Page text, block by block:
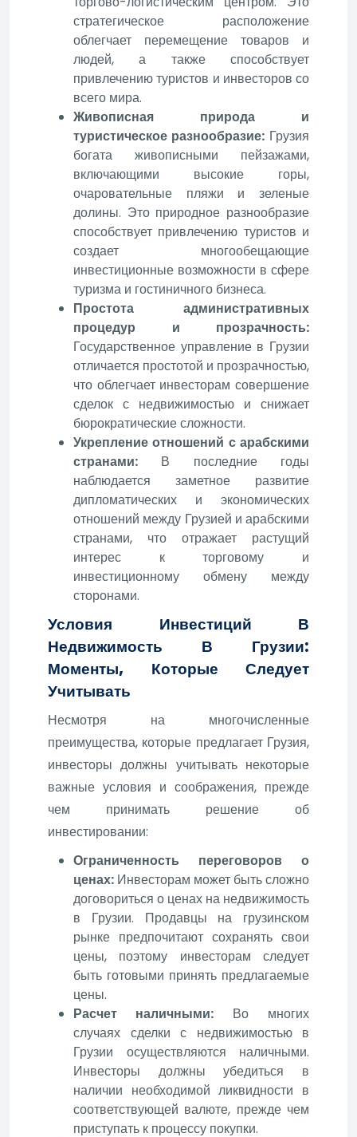
стратегическое расположение
облегчает перемещение товаров и
людей, а также способствует
привлечению туристов и инвесторов со
всего мира.
Живописная природа и
туристическое разнообразие: Грузия
богата живописными пейзажами,
включающими высокие горы,
очаровательные пляжи и зеленые
долины. Это природное разнообразие
способствует привлечению туристов и
создает многообещающие
инвестиционные возможности в сфере
туризма и гостиничного бизнеса.
Простота административных
процедур и прозрачность:
Государственное управление в Грузии
отличается простотой и прозрачностью,
что облегчает инвесторам совершение
сделок с недвижимостью и снижает
бюрократические сложности.
Укрепление отношений с арабскими
странами: В последние годы
наблюдается заметное развитие
дипломатических и экономических
отношений между Грузией и арабскими
странами, что отражает растущий
интерес к торговому и
инвестиционному обмену между
сторонами.
Условия Инвестиций В
Недвижимость В Грузии:
Моменты, Которые Следует
Учитывать
Несмотря на многочисленные
преимущества, которые предлагает Грузия,
инвесторы должны учитывать некоторые
важные условия и соображения, прежде
чем принимать решение об
инвестировании:
Ограниченность переговоров о
ценах: Инвесторам может быть сложно
договориться о ценах на недвижимость
в Грузии. Продавцы на грузинском
рынке предпочитают сохранять свои
цены, поэтому инвесторам следует
быть готовыми принять предлагаемые
цены.
Расчет наличными: Во многих
случаях сделки с недвижимостью в
Грузии осуществляются наличными.
Инвесторы должны убедиться в
наличии необходимой ликвидности в
соответствующей валюте, прежде чем
приступать к процессу покупки.